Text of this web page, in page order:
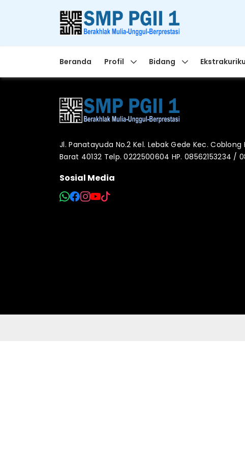
Beranda Profil Bidang
Jl. Panatayuda No.2 Kel. Lebak Gede Kec.
Barat 40132 Telp. 0222500604 HP. 08562153234 /
Sosial Media